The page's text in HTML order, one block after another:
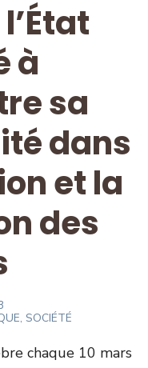
à
sa
dans
et la
des
SOCIÉTÉ
chaque 10 mars